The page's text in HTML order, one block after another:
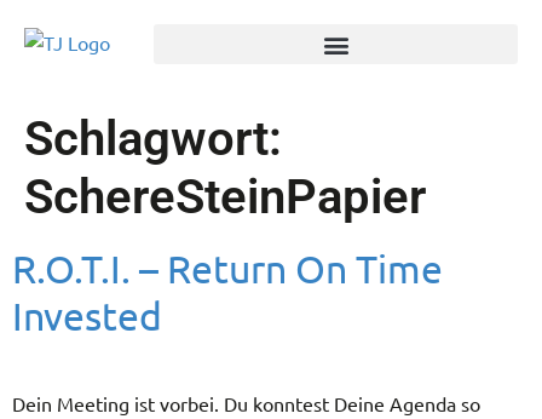
Schlagwort:
SchereSteinPapier
R.O.T.I. – Return On Time
Invested
Dein Meeting ist vorbei. Du konntest Deine Agenda so